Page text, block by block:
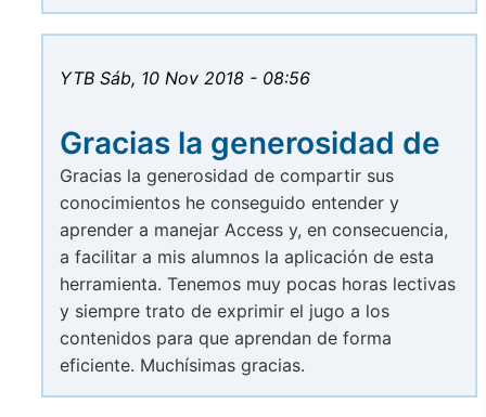
YTB Sáb, 10 Nov 2018 - 08:56
Gracias la generosidad de
Gracias la generosidad de compartir sus
conocimientos he conseguido entender y
aprender a manejar Access y, en consecuencia,
a facilitar a mis alumnos la aplicación de esta
herramienta. Tenemos muy pocas horas lectivas
y siempre trato de exprimir el jugo a los
contenidos para que aprendan de forma
eficiente. Muchísimas gracias.